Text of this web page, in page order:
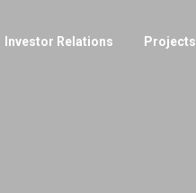
Investor Relations Projects